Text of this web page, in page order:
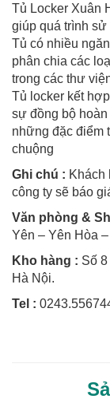
Tủ Locker Xuân
giúp quá trình
Tủ có nhiều
phân chia các
trong các thư
Tủ locker kết
sự đồng bộ
những đặc điểm
chuộng
Ghi chú : Khách
công ty sẽ báo
Văn phòng &
Yên – Yên Hòa
Kho hàng : Số
Hà Nội.
Tel :